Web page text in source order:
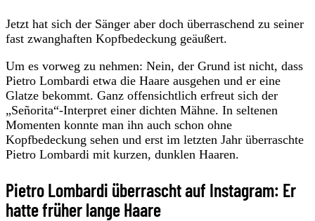
Jetzt hat sich der Sänger aber doch überraschend zu seiner
fast zwanghaften Kopfbedeckung geäußert.
Um es vorweg zu nehmen: Nein, der Grund ist nicht, dass
Pietro Lombardi etwa die Haare ausgehen und er eine
Glatze bekommt. Ganz offensichtlich erfreut sich der
„Señorita“-Interpret einer dichten Mähne. In seltenen
Momenten konnte man ihn auch schon ohne
Kopfbedeckung sehen und erst im letzten Jahr überraschte
Pietro Lombardi mit kurzen, dunklen Haaren.
Pietro Lombardi überrascht auf Instagram: Er
hatte früher lange Haare